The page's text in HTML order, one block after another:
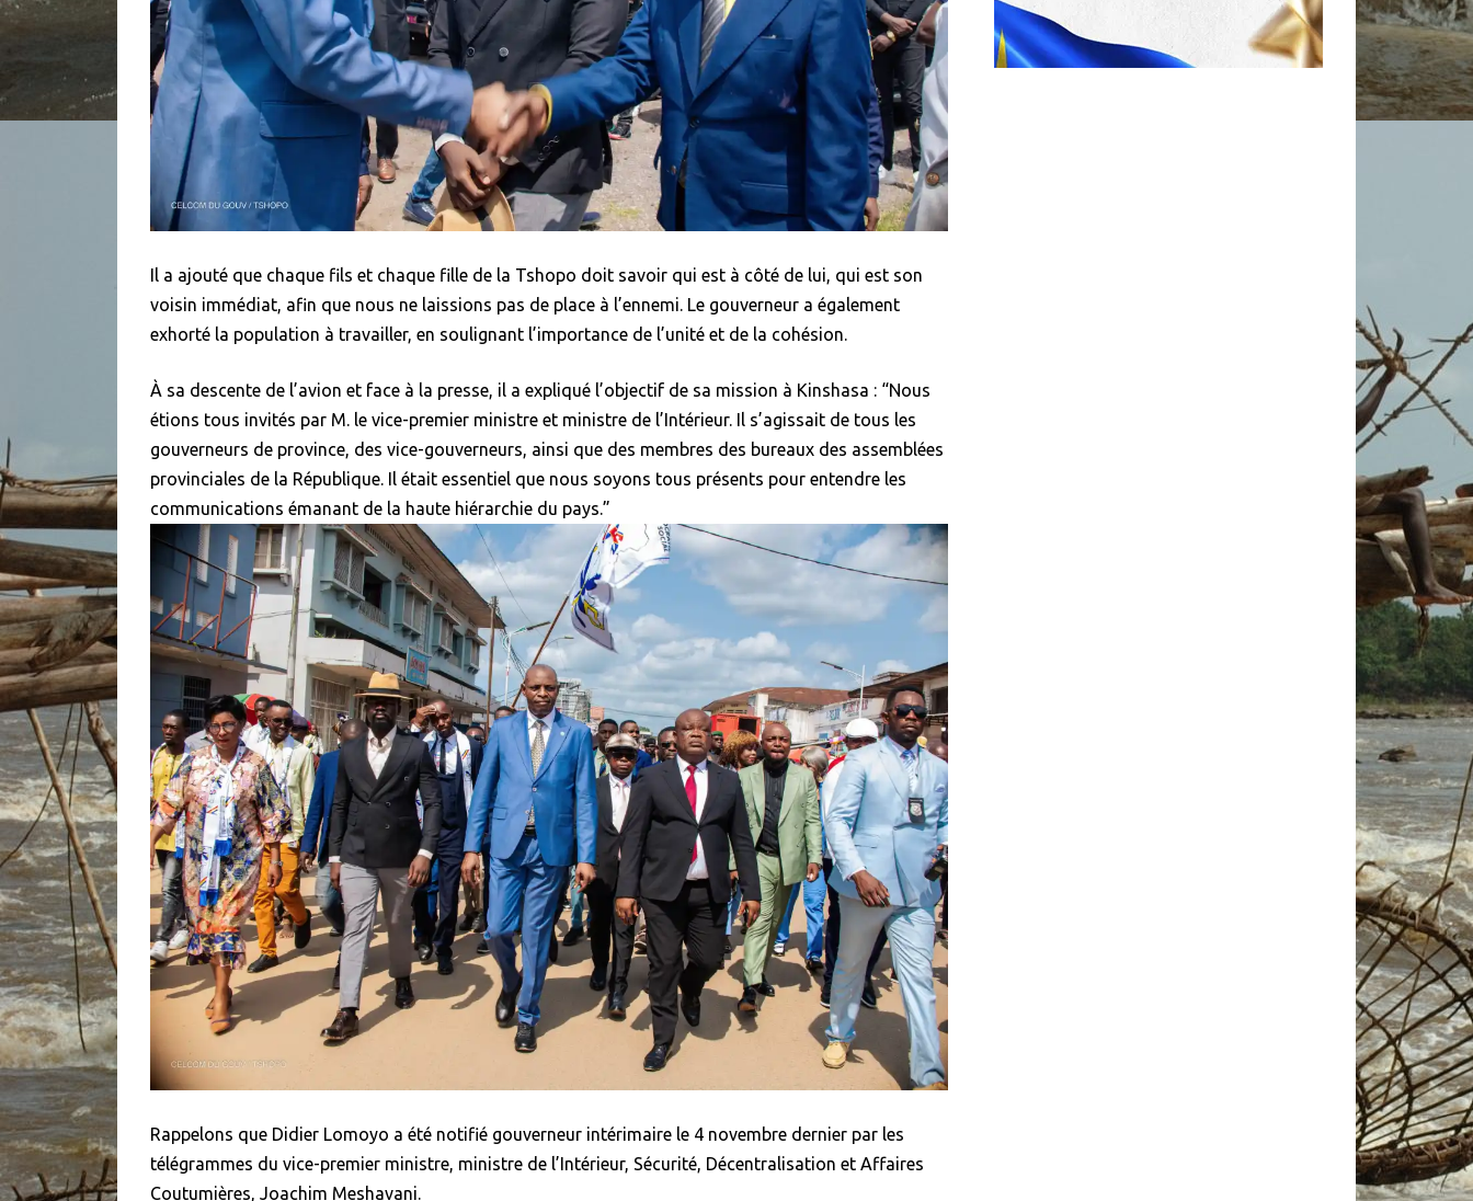
Il a ajouté que chaque fils et chaque fille de la Tshopo doit savoir qui est à côté de lui, qui est son
voisin immédiat, afin que nous ne laissions pas de place à l’ennemi. Le gouverneur a également
exhorté la population à travailler, en soulignant l’importance de l’unité et de la cohésion.
À sa descente de l’avion et face à la presse, il a expliqué l’objectif de sa mission à Kinshasa : “Nous
étions tous invités par M. le vice-premier ministre et ministre de l’Intérieur. Il s’agissait de tous les
gouverneurs de province, des vice-gouverneurs, ainsi que des membres des bureaux des assemblées
provinciales de la République. Il était essentiel que nous soyons tous présents pour entendre les
communications émanant de la haute hiérarchie du pays.”
Rappelons que Didier Lomoyo a été notifié gouverneur intérimaire le 4 novembre dernier par les
télégrammes du vice-premier ministre, ministre de l’Intérieur, Sécurité, Décentralisation et Affaires
Coutumières, Joachim Meshavani.